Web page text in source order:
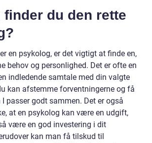
finder du den rette
en psykolog, er det vigtigt at finde en,
behov og personlighed. Det er ofte en
indledende samtale med din valgte
kan afstemme forventningerne og få
passer godt sammen. Det er også
at en psykolog kan være en udgift,
være en god investering i dit
kan man få tilskud til